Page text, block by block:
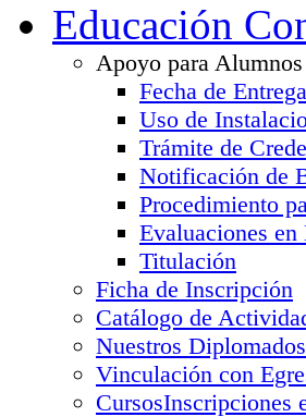
Educación
Apoyo para Alumnos
Fecha de
Uso de
Trámite de
Notificación de
Procedimiento
Evaluaciones en
Titulación
Ficha de Inscripción
Catálogo de
Nuestros Diplomados
Vinculación con
CursosInscripciones